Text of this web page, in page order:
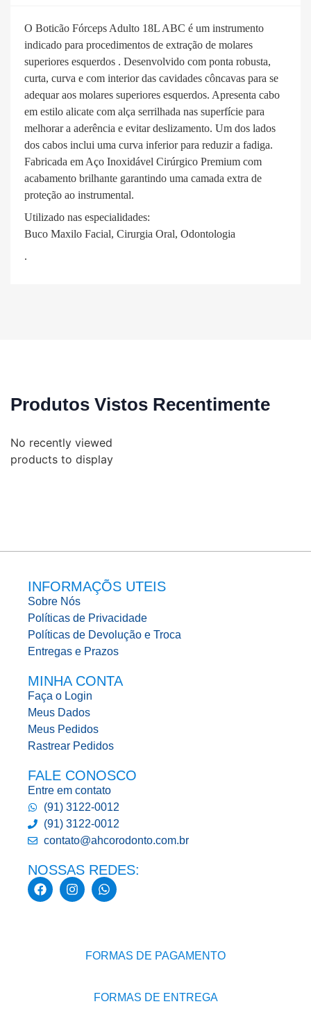
O Boticão Fórceps Adulto 18L ABC é um instrumento
indicado para procedimentos de extração de molares
superiores esquerdos . Desenvolvido com ponta robusta,
curta, curva e com interior das cavidades côncavas para se
adequar aos molares superiores esquerdos. Apresenta cabo
em estilo alicate com alça serrilhada nas superfície para
melhorar a aderência e evitar deslizamento. Um dos lados
dos cabos inclui uma curva inferior para reduzir a fadiga.
Fabricada em Aço Inoxidável Cirúrgico Premium com
acabamento brilhante garantindo uma camada extra de
proteção ao instrumental.
Utilizado nas especialidades:
Buco Maxilo Facial, Cirurgia Oral, Odontologia
.
Produtos Vistos Recentimente
No recently viewed
products to display
INFORMAÇÕS UTEIS
Sobre Nós
Políticas de Privacidade
Políticas de Devolução e Troca
Entregas e Prazos
MINHA CONTA
Faça o Login
Meus Dados
Meus Pedidos
Rastrear Pedidos
FALE CONOSCO
Entre em contato
(91) 3122-0012
(91) 3122-0012
contato@ahcorodonto.com.br
NOSSAS REDES:
FORMAS DE PAGAMENTO
FORMAS DE ENTREGA